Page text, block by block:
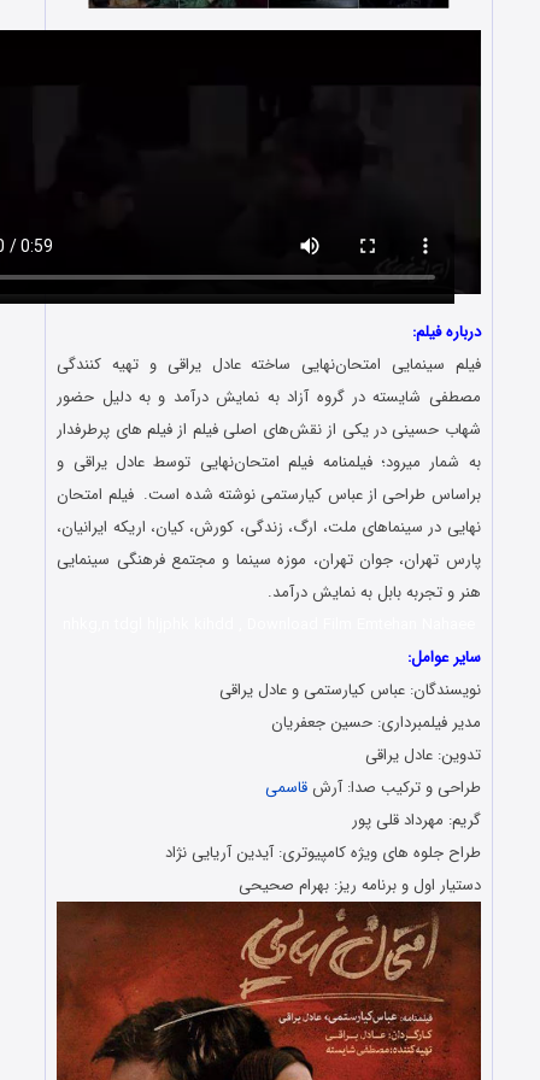
سینمایی امتحان‌نهایی ساخته عادل یراقی و تهیه کنندگی
شایسته در گروه آزاد به نمایش درآمد و به دلیل حضور
حسینی در یکی از نقش‌های اصلی فیلم از فیلم های پرطرفدار
میرود؛ فیلمنامه فیلم امتحان‌نهایی توسط عادل یراقی و
طراحی از عباس کیارستمی نوشته شده است. فیلم امتحان
در سینماهای ملت، ارگ، زندگی، کورش، کیان، اریکه ایرانیان،
تهران، جوان تهران، موزه سینما و مجتمع فرهنگی سینمایی
تجربه بابل به نمایش درآمد.
عباس کیارستمی و عادل یراقی
فیلمبرداری: حسین جعفریان
عادل یراقی
و ترکیب صدا: آرشقاسمی
مهرداد قلی پور
جلوه های ویژه کامپیوتری: آیدین آریایی نژاد
اول و برنامه ریز: بهرام صحیحی